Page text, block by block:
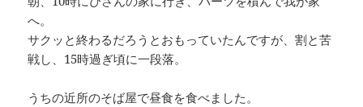
へ。
サクッと終わるだろうとおもっていたんですが、割と苦
戦し、15時過ぎ頃に一段落。
うちの近所のそば屋で昼食を食べました。